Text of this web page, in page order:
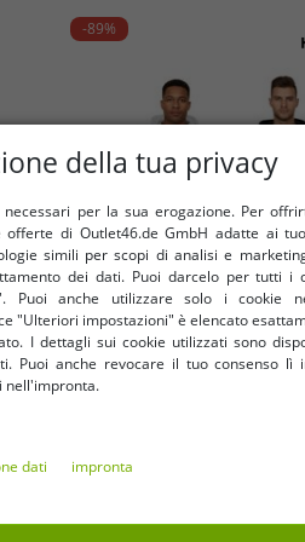
-89%
Felpa con cappuccio da
NBA con stampa del logo
pullover in cotone 322-
della tua privacy
per la sua erogazione. Per
di Outlet46.de GmbH adatte ai
simili per scopi di analisi e
dei dati. Puoi darcelo per tutti i
Puoi anche utilizzare solo i cookie
"Ulteriori impostazioni" è elencato
I dettagli sui cookie utilizzati sono
Puoi anche revocare il tuo consenso lì
nell'impronta.
dati impronta